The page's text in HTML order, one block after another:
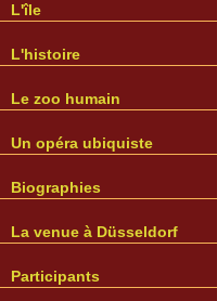
L'île
L'histoire
Le zoo humain
Un opéra ubiquiste
Biographies
La venue à Düsseldorf
Participants